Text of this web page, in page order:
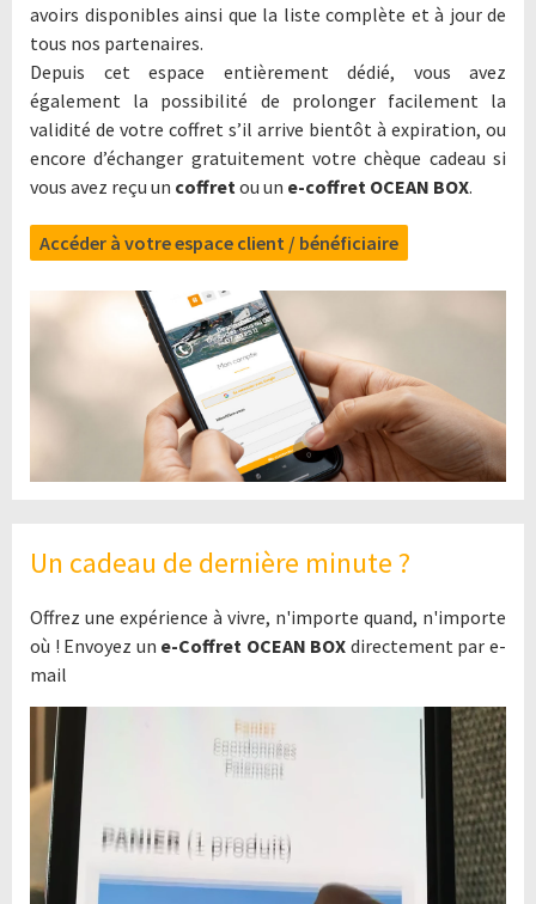
avoirs disponibles ainsi que la liste complète et à jour de
tous nos partenaires.
Depuis cet espace entièrement dédié, vous avez
également la possibilité de prolonger facilement la
validité de votre coffret s’il arrive bientôt à expiration, ou
encore d’échanger gratuitement votre chèque cadeau si
vous avez reçu un coffretou un e-coffret OCEAN BOX.
Accéder à votre espace client / bénéficiaire
Un cadeau de dernière minute ?
Offrez une expérience à vivre, n'importe quand, n'importe
où ! Envoyez un e-Coffret OCEAN BOX directement par e-
mail